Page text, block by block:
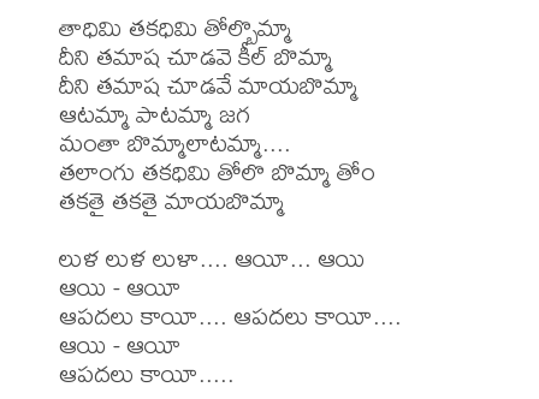
తాధిమి తకధిమి తోల్బొమ్మా
దీని తమాష చూడవె కీల్ బొమ్మా
దీని తమాష చూడవే మాయబొమ్మా
ఆటమ్మా పాటమ్మా జగ
మంతా బొమ్మాలాటమ్మా....
తలాంగు తకధిమి తోలొ బొమ్మా తోం
తకతై తకతై మాయబొమ్మా
లుళ లుళ లుళా.... ఆయీ... ఆయి
ఆయి - ఆయీ
ఆపదలు కాయీ.... ఆపదలు కాయీ....
ఆయి - ఆయీ
ఆపదలు కాయీ.....